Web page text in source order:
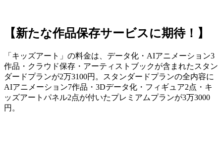
【新たな作品保存サービスに期待！】
「キッズアート」の料金は、データ化・AIアニメーション3
作品・クラウド保存・アーティストブックが含まれたスタン
ダードプランが2万3100円。スタンダードプランの全内容に
AIアニメーション7作品・3Dデータ化・フィギュア2点・キ
ッズアートパネル2点が付いたプレミアムプランが3万3000
円。